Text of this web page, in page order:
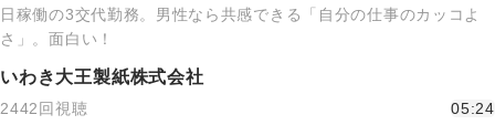
日稼働の3交代勤務。男性なら共感できる「自分の仕事のカッコよ
さ」。面白い！
いわき大王製紙株式会社
2442回視聴 05:24